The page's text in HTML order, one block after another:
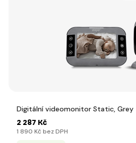
Digitální videomonitor Static, Grey
2 287 Kč
1 890 Kč bez DPH